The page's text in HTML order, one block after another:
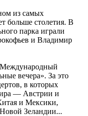
из самых
больше столетия. В
парка играли
и Владимир
Международный
вечера». За это
в которых
— Австрии и
и Мексики,
Зеландии...